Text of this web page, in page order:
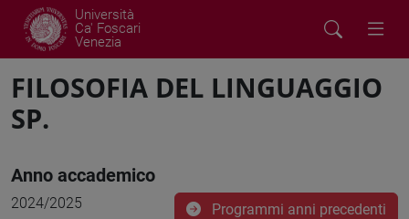
Università
Ca' Foscari
Venezia
FILOSOFIA DEL LINGUAGGIO
SP.
Anno accademico
2024/2025 Programmi anni precedenti